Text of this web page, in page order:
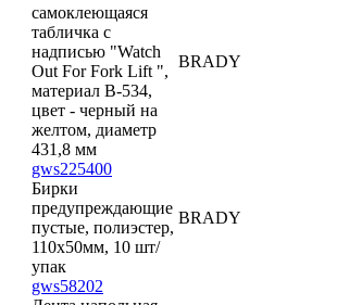
самоклеющаяся
табличка с
надписью "Watch
Out For Fork Lift ",
материал В-534,
цвет - черный на
желтом, диаметр
431,8 мм
BRADY
gws225400
Бирки
предупреждающие
пустые, полиэстер,
110х50мм, 10 шт/
упак
BRADY
gws58202